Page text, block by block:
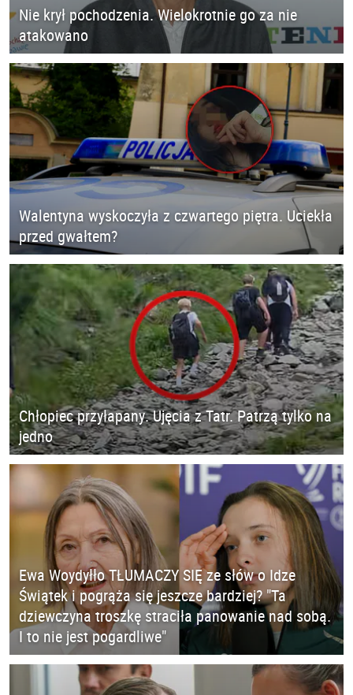
Nie krył pochodzenia. Wielokrotnie go za nie
atakowano
Walentyna wyskoczyła z czwartego piętra. Uciekła
przed gwałtem?
Chłopiec przyłapany. Ujęcia z Tatr. Patrzą tylko na
jedno
Ewa Woydyłło TŁUMACZY SIĘ ze słów o Idze
Świątek i pogrąża się jeszcze bardziej? "Ta
dziewczyna troszkę straciła panowanie nad sobą.
I to nie jest pogardliwe"